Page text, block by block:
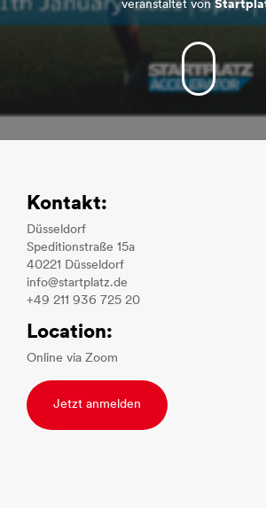
veranstaltet von
Kontakt:
Düsseldorf
Speditionstraße 15a
40221 Düsseldorf
info@startplatz.de
+49 211 936 725 20
Location:
Online via Zoom
Jetzt anmelden